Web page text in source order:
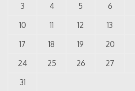
3
4 5 6
10
11 12 13
17
18 19 20
24
25 26 27
31